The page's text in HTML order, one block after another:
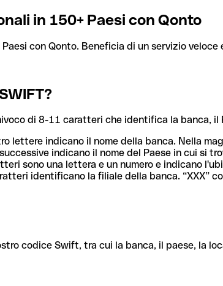
in 150+ Paesi con Qonto
con Qonto. Beneficia di un servizio
di 8-11 caratteri che identifica la banca, il
lettere indicano il nome della banca. Nella
indicano il nome del Paese in cui si
sono una lettera e un numero e indicano
identificano la filiale della banca. “XXX”
codice Swift, tra cui la banca, il paese, la